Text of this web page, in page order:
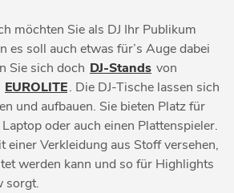
möchten Sie als DJ Ihr Publikum
es soll auch etwas für’s Auge dabei
Sie sich doch DJ-Stands von
EUROLITE. Die DJ-Tische lassen sich
und aufbauen. Sie bieten Platz für
oder auch einen Plattenspieler.
einer Verkleidung aus Stoff versehen,
werden kann und so für Highlights
sorgt.